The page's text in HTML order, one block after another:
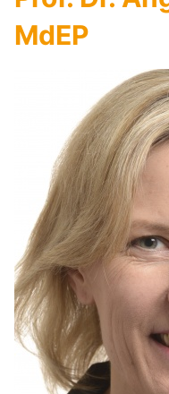
MdEP